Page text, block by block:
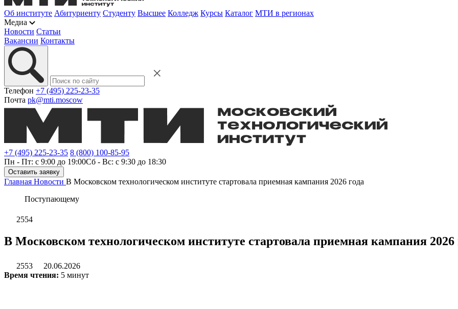
Об институте Абитуриенту Студенту Высшее Колледж Курсы Каталог МТИ в регионах
Медиа
Новости Статьи
Вакансии Контакты
Телефон +7 (495) 225-23-35
Почта pk@mti.moscow
+7 (495) 225-23-35 8 (800) 100-85-95
Пн - Пт: с 9:00 до 19:00Сб - Вс: с 9:30 до 18:30
Оставить заявку
Главная Новости В Московском технологическом институте стартовала приемная кампания 2026 года
Поступающему
2554
В Московском технологическом институте стартовала приемная кампания 2026
2553
20.06.2026
Время чтения: 5 минут